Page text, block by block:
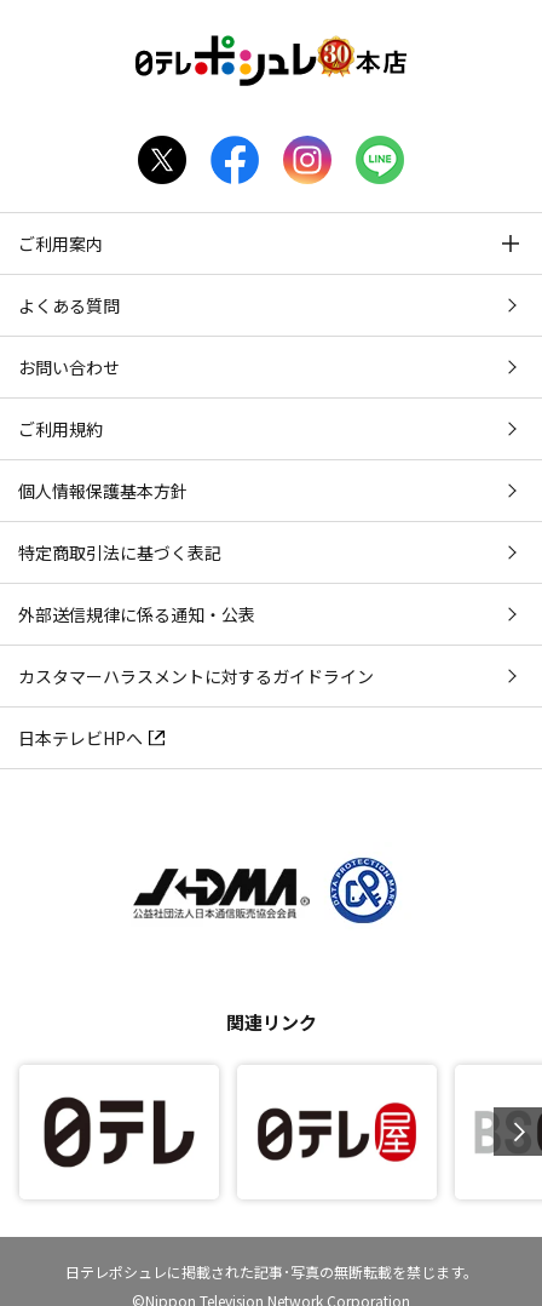
ご利用案内
よくある質問
お問い合わせ
ご利用規約
個人情報保護基本方針
特定商取引法に基づく表記
外部送信規律に係る通知・公表
カスタマーハラスメントに対するガイドライン
日本テレビHPへ
関連リンク
日テレポシュレに掲載された記事･写真の無断転載を禁じます。
©Nippon Television Network Corporation